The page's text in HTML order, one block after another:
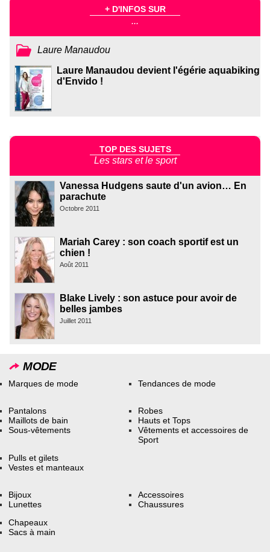
+ D'INFOS SUR
...
Laure Manaudou
Laure Manaudou devient l'égérie aquabiking
d'Envido !
TOP DES SUJETS
Les stars et le sport
Vanessa Hudgens saute d'un avion… En
parachute
Octobre 2011
Mariah Carey : son coach sportif est un
chien !
Août 2011
Blake Lively : son astuce pour avoir de
belles jambes
Juillet 2011
MODE
Marques de mode Tendances de mode
Pantalons
Maillots de bain
Sous-vêtements
Robes
Hauts et Tops
Vêtements et accessoires de
Sport
Pulls et gilets
Vestes et manteaux
Bijoux
Lunettes
Accessoires
Chaussures
Chapeaux
Sacs à main